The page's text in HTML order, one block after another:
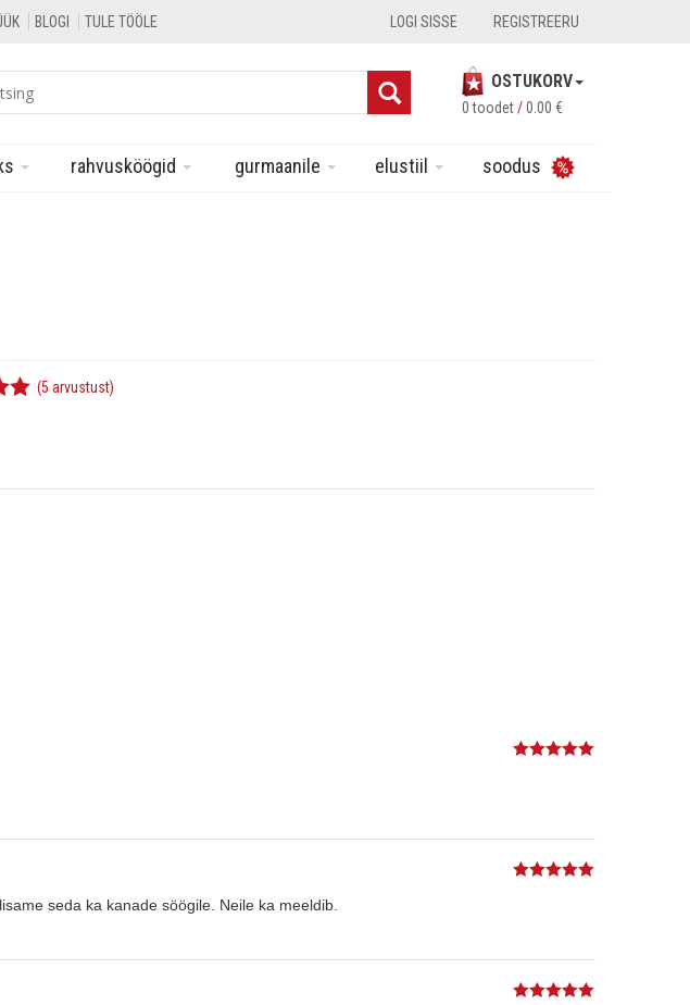
BLOGI TULE TÖÖLE LOGI SISSE REGISTREERU
OSTUKORV
0 toodet/0.00 €
rahvusköögid gurmaanile elustiil soodus
(5 arvustust)
seda ka kanade söögile. Neile ka meeldib.